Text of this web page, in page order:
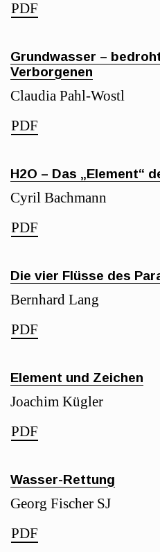
PDF
Grundwasser –
Verborgenen
Claudia Pahl-Wostl
PDF
H2O – Das „Element“
Cyril Bachmann
PDF
Die vier Flüsse des
Bernhard Lang
PDF
Element und Zeichen
Joachim Kügler
PDF
Wasser-Rettung
Georg Fischer SJ
PDF